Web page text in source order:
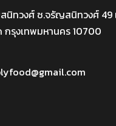
สนิทวงศ์ ซ.จรัญสนิทวงศ์ 49
กรุงเทพมหานคร 10700